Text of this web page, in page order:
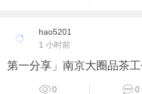
hao5201
1 小时前
第一分享」南京大圈品茶
0 0